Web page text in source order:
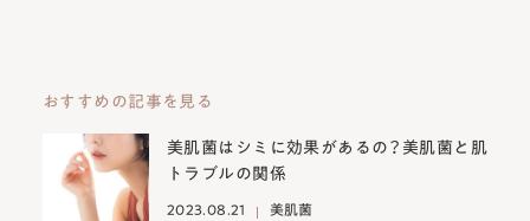
おすすめの記事を見る
美肌菌はシミに効果があるの？美肌菌と肌
トラブルの関係
2023.08.21 美肌菌